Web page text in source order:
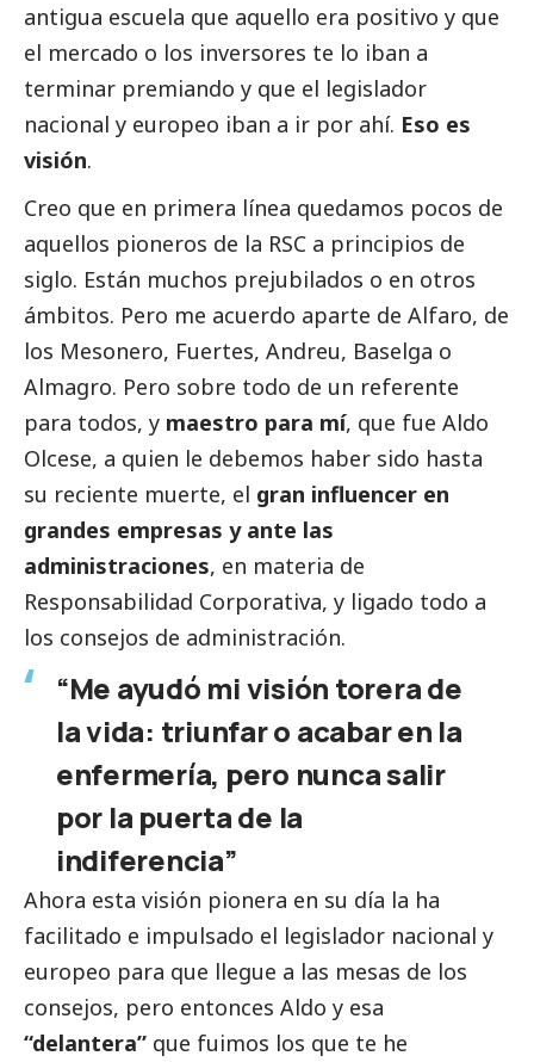
antigua escuela que aquello era positivo y que
el mercado o los inversores te lo iban a
terminar premiando y que el legislador
nacional y europeo iban a ir por ahí. Eso es
visión.
Creo que en primera línea quedamos pocos de
aquellos pioneros de la RSC a principios de
siglo. Están muchos prejubilados o en otros
ámbitos. Pero me acuerdo aparte de Alfaro, de
los Mesonero, Fuertes, Andreu, Baselga o
Almagro. Pero sobre todo de un referente
para todos, y maestro para mí, que fue Aldo
Olcese, a quien le debemos haber sido hasta
su reciente muerte, el gran influencer en
grandes empresas y ante las
administraciones, en materia de
Responsabilidad Corporativa, y ligado todo a
los consejos de administración.
“Me ayudó mi visión torera de
la vida: triunfar o acabar en la
enfermería, pero nunca salir
por la puerta de la
indiferencia”
Ahora esta visión pionera en su día la ha
facilitado e impulsado el legislador nacional y
europeo para que llegue a las mesas de los
consejos, pero entonces Aldo y esa
“delantera” que fuimos los que te he